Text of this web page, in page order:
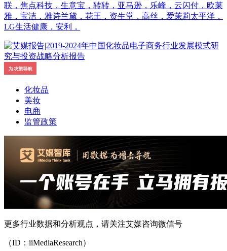
联，焦点科技，生意宝，转转，亚马逊，乐峰，云闪付，欧莱
雅，宝洁，雅诗兰黛，花王，资生堂，高丝，爱茉莉太平洋，
LG生活健康，安利，
化妆品
美妆
电商
监管政策
更多行业数据和分析观点，请关注艾媒咨询微信号
（ID：iiMediaResearch）